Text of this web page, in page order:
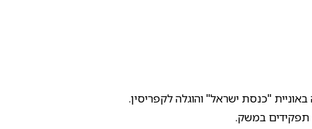
"כנסת ישראל" והוגלה לקפריסין.
במשק.